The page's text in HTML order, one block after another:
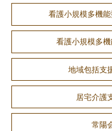
看護小規模多機
看護小規模多
地域包括支
居宅介護
常陽